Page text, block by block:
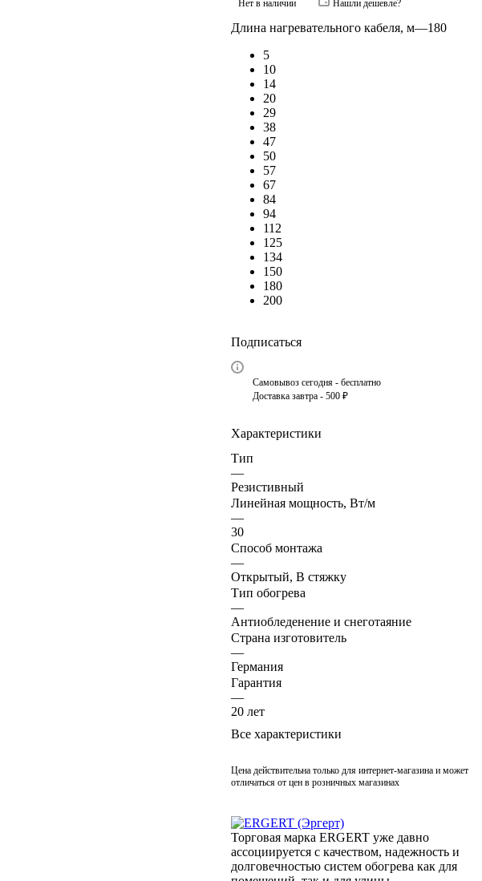
Нет в наличии Нашли дешевле?
Длина нагревательного кабеля, м—180
5
10
14
20
29
38
47
50
57
67
84
94
112
125
134
150
180
200
Подписаться
Самовывоз сегодня - бесплатно
Доставка завтра - 500 ₽
Характеристики
Тип
—
Резистивный
Линейная мощность, Вт/м
—
30
Способ монтажа
—
Открытый, В стяжку
Тип обогрева
—
Антиобледенение и снеготаяние
Страна изготовитель
—
Германия
Гарантия
—
20 лет
Все характеристики
Цена действительна только для интернет-магазина и может
отличаться от цен в розничных магазинах
Торговая марка ERGERT уже давно
ассоциируется с качеством, надежность и
долговечностью систем обогрева как для